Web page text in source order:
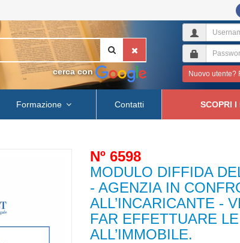
cerca con Nuovo utente?
Formazione Contatti SCOPRI I
Nº 6598
MODULO DIFFIDA
- AGENZIA IN
ALL’INCARICANTE -
FAR EFFETTUARE
ALL’IMMOBILE.